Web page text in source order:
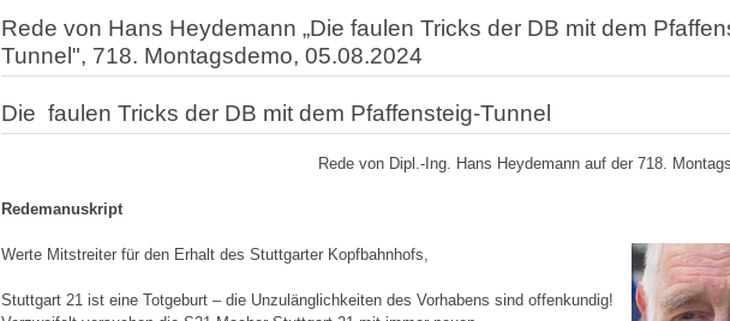
Rede von Hans Heydemann „Die faulen Tricks der DB mit dem
Tunnel", 718. Montagsdemo, 05.08.2024
Die faulen Tricks der DB mit dem Pfaffensteig-Tunnel
Rede von Dipl.-Ing. Hans Heydemann auf der 718.
Redemanuskript
Werte Mitstreiter für den Erhalt des Stuttgarter Kopfbahnhofs,
Stuttgart 21 ist eine Totgeburt – die Unzulänglichkeiten des Vorhabens sind offenkundig!